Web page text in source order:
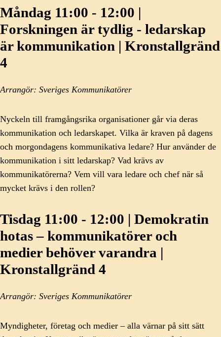
Måndag 11:00 - 12:00 |
Forskningen är tydlig - ledarskap
är kommunikation | Kronstallgränd
4
Arrangör: Sveriges Kommunikatörer
Nyckeln till framgångsrika organisationer går via deras
kommunikation och ledarskapet. Vilka är kraven på dagens
och morgondagens kommunikativa ledare? Hur använder de
kommunikation i sitt ledarskap? Vad krävs av
kommunikatörerna? Vem vill vara ledare och chef när så
mycket krävs i den rollen?
Tisdag 11:00 - 12:00 | Demokratin
hotas – kommunikatörer och
medier behöver varandra |
Kronstallgränd 4
Arrangör: Sveriges Kommunikatörer
Myndigheter, företag och medier – alla värnar på sitt sätt